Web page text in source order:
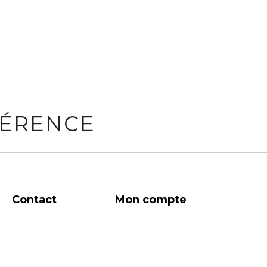
Contact Mon compte